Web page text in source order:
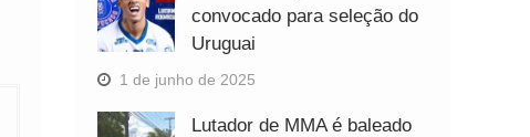
convocado para seleção do
Uruguai
1 de junho de 2025
Lutador de MMA é baleado